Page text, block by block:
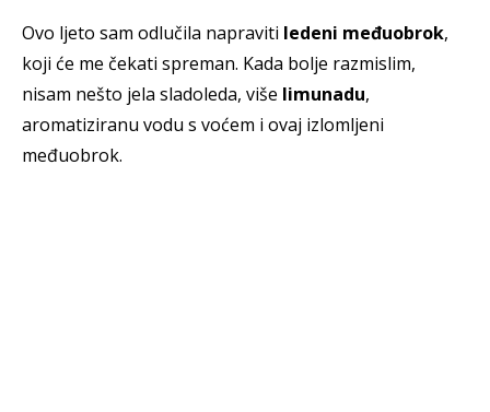
Ovo ljeto sam odlučila napraviti ledeni međuobrok,
koji će me čekati spreman. Kada bolje razmislim,
nisam nešto jela sladoleda, više limunadu,
aromatiziranu vodu s voćem i ovaj izlomljeni
međuobrok.